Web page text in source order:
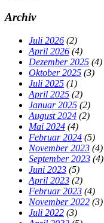
Seitenspalte
Archiv
Juli 2026 (2)
April 2026 (4)
Dezember 2025 (4)
Oktober 2025 (3)
Juli 2025 (1)
April 2025 (2)
Januar 2025 (2)
August 2024 (2)
Mai 2024 (4)
Februar 2024 (5)
November 2023 (4)
September 2023 (4)
Juni 2023 (5)
April 2023 (2)
Februar 2023 (4)
November 2022 (3)
Juli 2022 (3)